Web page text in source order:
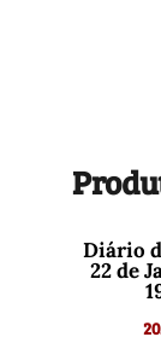
Diário
22 de